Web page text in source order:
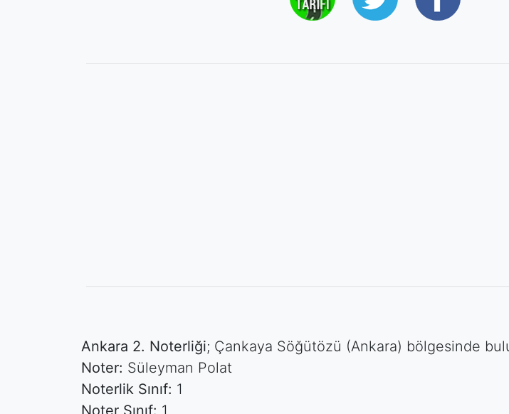
Ankara 2. Noterliği; Çankaya Söğütözü (Ankara) bölgesinde
Noter: Süleyman Polat
Noterlik Sınıf: 1
Noter Sınıf: 1